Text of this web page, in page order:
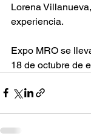
Lorena
experiencia.
Expo MRO se
18 de octubre de